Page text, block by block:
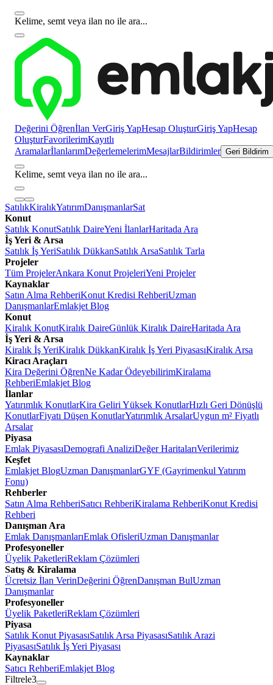
Kelime, semt veya ilan no ile ara...
Değerini Öğrenİlan VerGiriş YapHesap OluşturGiriş YapHesap
OluşturFavorilerimKayıtlı
AramalarİlanlarımDeğerlemelerimMesajlarBildirimler Geri Bildirim
Kelime, semt veya ilan no ile ara...
SatılıkKiralıkYatırımDanışmanlarSat
Konut
Satılık KonutSatılık DaireYeni İlanlarHaritada Ara
İş Yeri & Arsa
Satılık İş YeriSatılık DükkanSatılık ArsaSatılık Tarla
Projeler
Tüm ProjelerAnkara Konut ProjeleriYeni Projeler
Kaynaklar
Satın Alma RehberiKonut Kredisi RehberiUzman
DanışmanlarEmlakjet Blog
Konut
Kiralık KonutKiralık DaireGünlük Kiralık DaireHaritada Ara
İş Yeri & Arsa
Kiralık İş YeriKiralık DükkanKiralık İş Yeri PiyasasıKiralık Arsa
Kiracı Araçları
Kira Değerini ÖğrenNe Kadar ÖdeyebilirimKiralama
RehberiEmlakjet Blog
İlanlar
Yatırımlık KonutlarKira Geliri Yüksek KonutlarHızlı Geri Dönüşlü
KonutlarFiyatı Düşen KonutlarYatırımlık ArsalarUygun m² Fiyatlı
Arsalar
Piyasa
Emlak PiyasasıDemografi AnaliziDeğer HaritalarıVerilerimiz
Keşfet
Emlakjet BlogUzman DanışmanlarGYF (Gayrimenkul Yatırım
Fonu)
Rehberler
Satın Alma RehberiSatıcı RehberiKiralama RehberiKonut Kredisi
Rehberi
Danışman Ara
Emlak DanışmanlarıEmlak OfisleriUzman Danışmanlar
Profesyoneller
Üyelik PaketleriReklam Çözümleri
Satış & Kiralama
Ücretsiz İlan VerinDeğerini ÖğrenDanışman BulUzman
Danışmanlar
Profesyoneller
Üyelik PaketleriReklam Çözümleri
Piyasa
Satılık Konut PiyasasıSatılık Arsa PiyasasıSatılık Arazi
PiyasasıSatılık İş Yeri Piyasası
Kaynaklar
Satıcı RehberiEmlakjet Blog
Filtrele3